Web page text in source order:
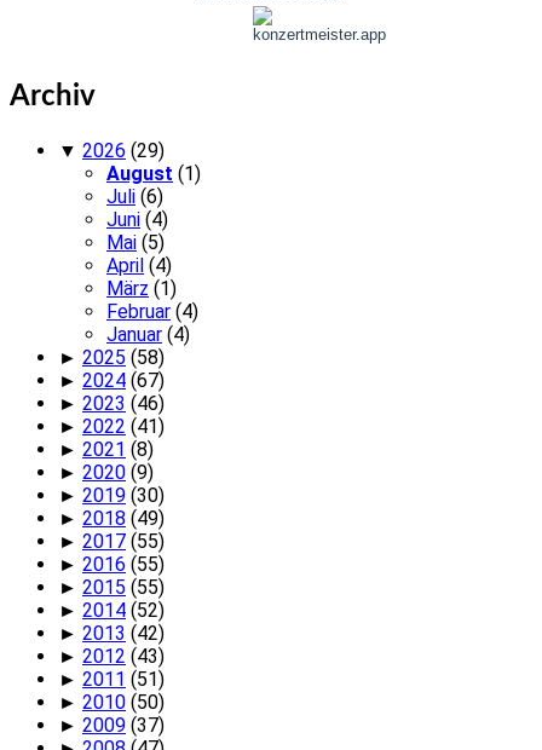
Archiv
▼ 2026 (29)
August (1)
Juli (6)
Juni (4)
Mai (5)
April (4)
März (1)
Februar (4)
Januar (4)
► 2025 (58)
► 2024 (67)
► 2023 (46)
► 2022 (41)
► 2021 (8)
► 2020 (9)
► 2019 (30)
► 2018 (49)
► 2017 (55)
► 2016 (55)
► 2015 (55)
► 2014 (52)
► 2013 (42)
► 2012 (43)
► 2011 (51)
► 2010 (50)
► 2009 (37)